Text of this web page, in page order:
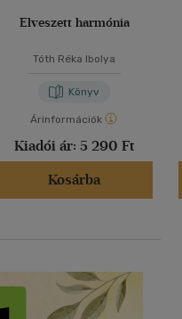
Elveszett harmónia
Tóth Réka Ibolya
Könyv
Árinformációk
Kiadói ár: 5 290 Ft
Kosárba